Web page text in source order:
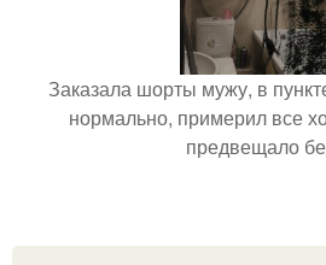
Заказала шорты мужу, в
нормально, примерил все
предвещало